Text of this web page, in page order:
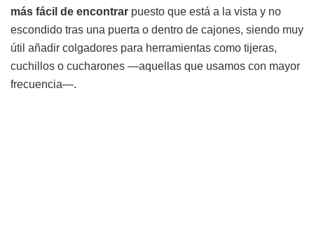
más fácil de encontrar puesto que está a la vista y no
escondido tras una puerta o dentro de cajones, siendo muy
útil añadir colgadores para herramientas como tijeras,
cuchillos o cucharones —aquellas que usamos con mayor
frecuencia—.